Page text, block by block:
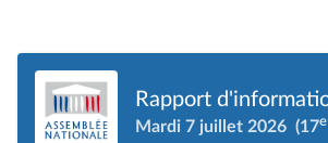
Rapport
Mardi 7 juillet 2026 (17e